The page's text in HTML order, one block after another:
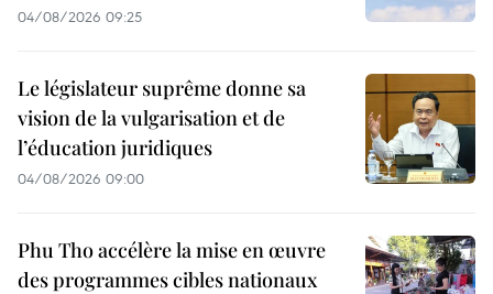
04/08/2026 09:25
Le législateur suprême donne sa
vision de la vulgarisation et de
l’éducation juridiques
04/08/2026 09:00
Phu Tho accélère la mise en œuvre
des programmes cibles nationaux